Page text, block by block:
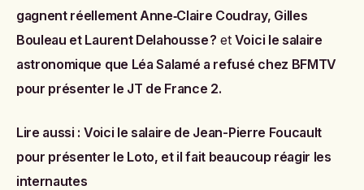
gagnent réellement Anne‑Claire Coudray, Gilles
Bouleau et Laurent Delahousse ? et Voici le salaire
astronomique que Léa Salamé a refusé chez BFMTV
pour présenter le JT de France 2.
Lire aussi : Voici le salaire de Jean-Pierre Foucault
pour présenter le Loto, et il fait beaucoup réagir les
internautes